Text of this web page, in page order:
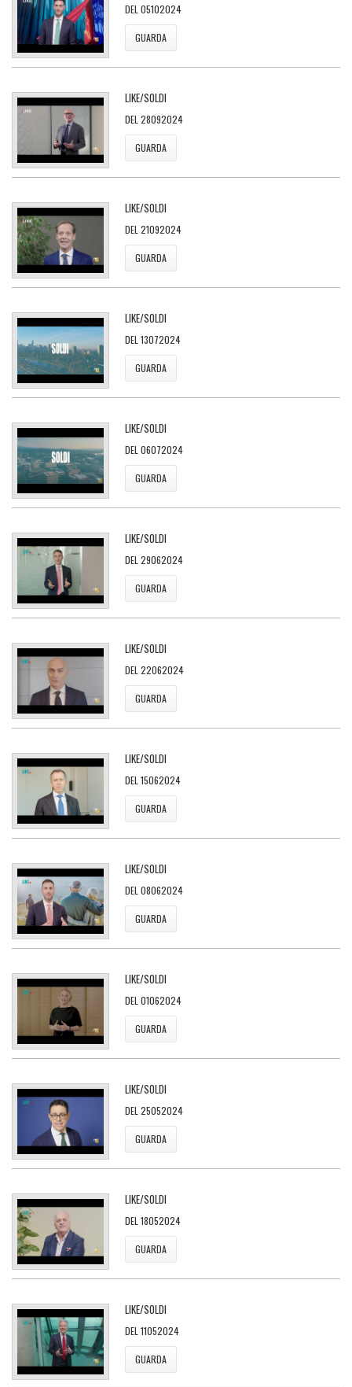
DEL 05102024
GUARDA
LIKE/SOLDI
DEL 28092024
GUARDA
LIKE/SOLDI
DEL 21092024
GUARDA
LIKE/SOLDI
DEL 13072024
GUARDA
LIKE/SOLDI
DEL 06072024
GUARDA
LIKE/SOLDI
DEL 29062024
GUARDA
LIKE/SOLDI
DEL 22062024
GUARDA
LIKE/SOLDI
DEL 15062024
GUARDA
LIKE/SOLDI
DEL 08062024
GUARDA
LIKE/SOLDI
DEL 01062024
GUARDA
LIKE/SOLDI
DEL 25052024
GUARDA
LIKE/SOLDI
DEL 18052024
GUARDA
LIKE/SOLDI
DEL 11052024
GUARDA